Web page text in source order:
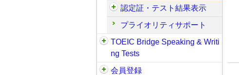
認定証・テスト結果表示
プライオリティサポート
TOEIC Bridge Speaking & Writi
ng Tests
会員登録